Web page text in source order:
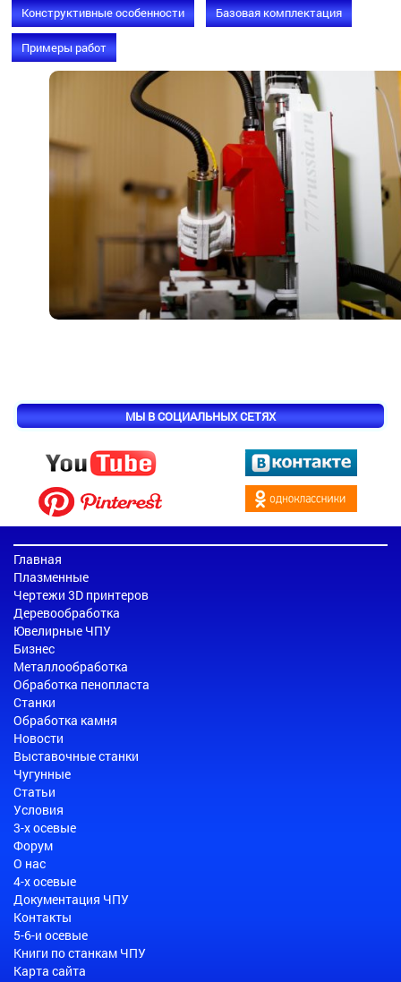
Конструктивные особенности Базовая комплектация
Примеры работ
МЫ В СОЦИАЛЬНЫХ СЕТЯХ
Главная
Плазменные
Чертежи 3D принтеров
Деревообработка
Ювелирные ЧПУ
Бизнес
Металлообработка
Обработка пенопласта
Станки
Обработка камня
Новости
Выставочные станки
Чугунные
Статьи
Условия
3-х осевые
Форум
О нас
4-х осевые
Документация ЧПУ
Контакты
5-6-и осевые
Книги по станкам ЧПУ
Карта сайта